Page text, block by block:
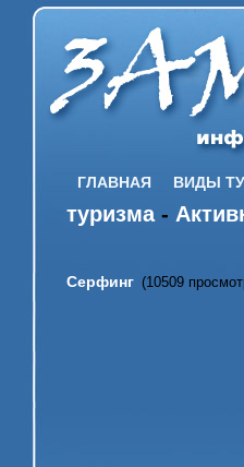
ГЛАВНАЯ ВИДЫ
туризма-
Серфинг (10509